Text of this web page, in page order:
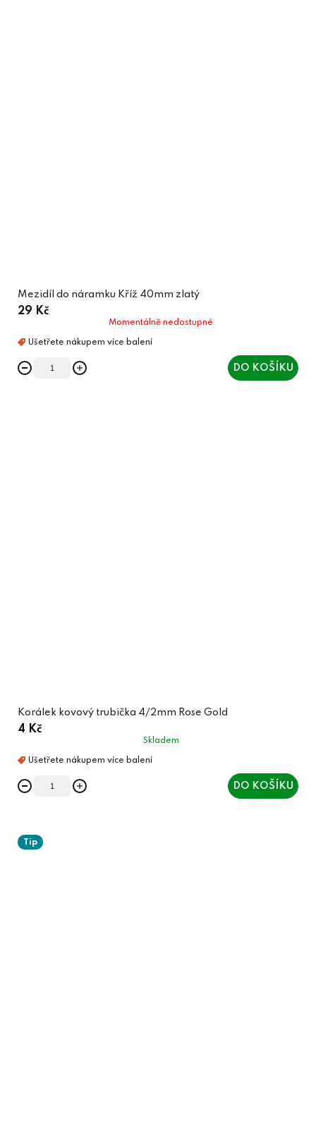
Mezidíl do náramku Kříž 40mm zlatý
29 Kč
Momentálně nedostupné
DO KOŠÍKU
Korálek kovový trubička 4/2mm Rose Gold
4 Kč
Skladem
DO KOŠÍKU
Tip